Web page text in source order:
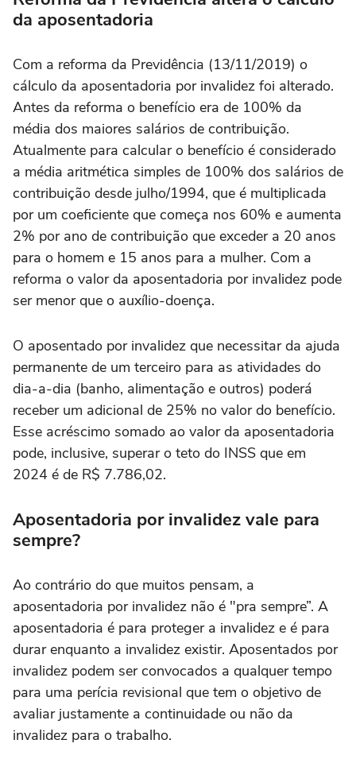
da aposentadoria
Com a reforma da Previdência (13/11/2019) o
cálculo da aposentadoria por invalidez foi alterado.
Antes da reforma o benefício era de 100% da
média dos maiores salários de contribuição.
Atualmente para calcular o benefício é considerado
a média aritmética simples de 100% dos salários de
contribuição desde julho/1994, que é multiplicada
por um coeficiente que começa nos 60% e aumenta
2% por ano de contribuição que exceder a 20 anos
para o homem e 15 anos para a mulher. Com a
reforma o valor da aposentadoria por invalidez pode
ser menor que o auxílio-doença.
O aposentado por invalidez que necessitar da ajuda
permanente de um terceiro para as atividades do
dia-a-dia (banho, alimentação e outros) poderá
receber um adicional de 25% no valor do benefício.
Esse acréscimo somado ao valor da aposentadoria
pode, inclusive, superar o teto do INSS que em
2024 é de R$ 7.786,02.
Aposentadoria por invalidez vale para
sempre?
Ao contrário do que muitos pensam, a
aposentadoria por invalidez não é "pra sempre”. A
aposentadoria é para proteger a invalidez e é para
durar enquanto a invalidez existir. Aposentados por
invalidez podem ser convocados a qualquer tempo
para uma perícia revisional que tem o objetivo de
avaliar justamente a continuidade ou não da
invalidez para o trabalho.